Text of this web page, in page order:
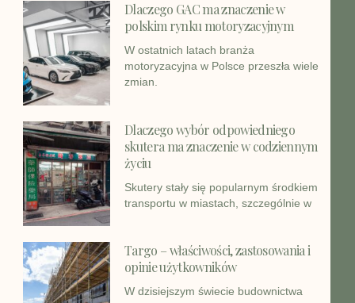
Dlaczego GAC ma znaczenie w
polskim rynku motoryzacyjnym
W ostatnich latach branża
motoryzacyjna w Polsce przeszła wiele
zmian.
Dlaczego wybór odpowiedniego
skutera ma znaczenie w codziennym
życiu
Skutery stały się popularnym środkiem
transportu w miastach, szczególnie w
Targo – właściwości, zastosowania i
opinie użytkowników
W dzisiejszym świecie budownictwa